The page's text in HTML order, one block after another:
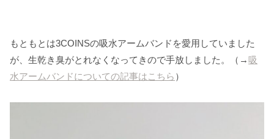
もともとは3COINSの吸水アームバンドを愛用していました
が、生乾き臭がとれなくなってきので手放しました。（→吸
水アームバンドについての記事はこちら ）